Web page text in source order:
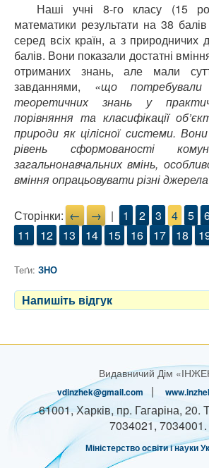
Наші учні 8-го класу (15
математики результати на 38
серед всіх країн, а з природничих
балів. Вони показали достатні
отриманих знань, але мали
завданнями, «що потребували
теоретичних знань у
порівняння та класифікації
природи як цілісної системи.
рівень сформованості
загальнонавчальних вмінь,
вміння опрацьовувати різні
Сторінки: ← → | 1 2 3 4 5
11
12 13 14 15 16 17 18
Теґи: ЗНО
Напишіть відгук
Видавничий Дім
vdinzhek@gmail.com |
61001, Харків, пр. Гагаріна, 20.
7034021, 7034001.
Міністерство oсвіти і науки